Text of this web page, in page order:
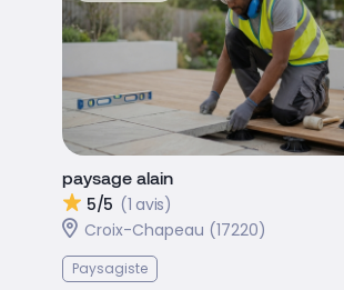
paysage alain
5/5 (1 avis)
Croix-Chapeau (17220)
Paysagiste